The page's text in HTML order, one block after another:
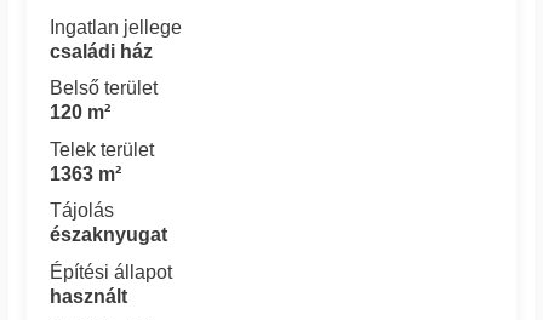
Ingatlan jellege
családi ház
Belső terület
120 m²
Telek terület
1363 m²
Tájolás
északnyugat
Építési állapot
használt